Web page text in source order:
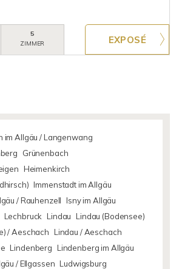
5
ZIMMER
im Allgäu / Langenwang
Grünenbach
Heimenkirch
Immenstadt im Allgäu
/ Rauhenzell Isny im Allgäu
Lechbruck Lindau Lindau (Bodensee)
/ Aeschach Lindau / Aeschach
Lindenberg Lindenberg im Allgäu
/ Ellgassen Ludwigsburg